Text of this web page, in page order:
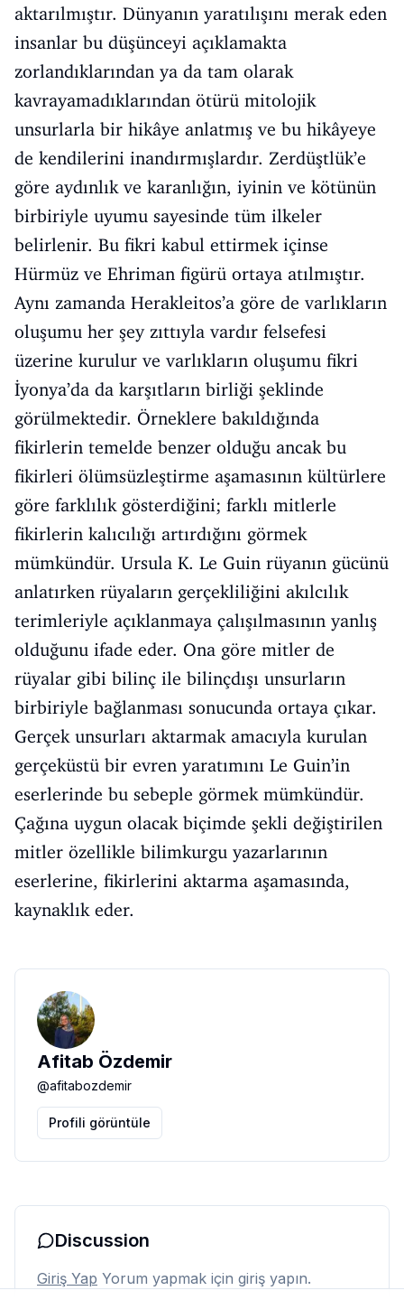
aktarılmıştır. Dünyanın yaratılışını merak eden
insanlar bu düşünceyi açıklamakta
zorlandıklarından ya da tam olarak
kavrayamadıklarından ötürü mitolojik
unsurlarla bir hikâye anlatmış ve bu hikâyeye
de kendilerini inandırmışlardır. Zerdüştlük’e
göre aydınlık ve karanlığın, iyinin ve kötünün
birbiriyle uyumu sayesinde tüm ilkeler
belirlenir. Bu fikri kabul ettirmek içinse
Hürmüz ve Ehriman figürü ortaya atılmıştır.
Aynı zamanda Herakleitos’a göre de varlıkların
oluşumu her şey zıttıyla vardır felsefesi
üzerine kurulur ve varlıkların oluşumu fikri
İyonya’da da karşıtların birliği şeklinde
görülmektedir. Örneklere bakıldığında
fikirlerin temelde benzer olduğu ancak bu
fikirleri ölümsüzleştirme aşamasının kültürlere
göre farklılık gösterdiğini; farklı mitlerle
fikirlerin kalıcılığı artırdığını görmek
mümkündür. Ursula K. Le Guin rüyanın gücünü
anlatırken rüyaların gerçekliliğini akılcılık
terimleriyle açıklanmaya çalışılmasının yanlış
olduğunu ifade eder. Ona göre mitler de
rüyalar gibi bilinç ile bilinçdışı unsurların
birbiriyle bağlanması sonucunda ortaya çıkar.
Gerçek unsurları aktarmak amacıyla kurulan
gerçeküstü bir evren yaratımını Le Guin’in
eserlerinde bu sebeple görmek mümkündür.
Çağına uygun olacak biçimde şekli değiştirilen
mitler özellikle bilimkurgu yazarlarının
eserlerine, fikirlerini aktarma aşamasında,
kaynaklık eder.
Afitab Özdemir
@afitabozdemir
Profili görüntüle
Discussion
Giriş Yap Yorum yapmak için giriş yapın.